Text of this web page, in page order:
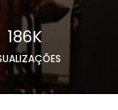
186K